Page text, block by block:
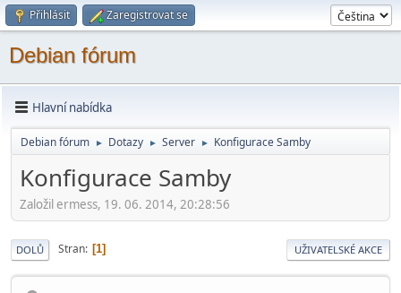
Přihlásit Zaregistrovat se
Debian fórum
Hlavní nabídka
Debian fórum ► Dotazy ► Server ► Konfigurace Samby
Konfigurace Samby
Založil ermess, 19. 06. 2014, 20:28:56
DOLŮ Stran 1 UŽIVATELSKÉ AKCE